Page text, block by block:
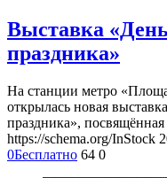
Выставка
праздника»
На станции метро
открылась новая
праздника»,
https://schema.org/InStock
0Бесплатно 64 0